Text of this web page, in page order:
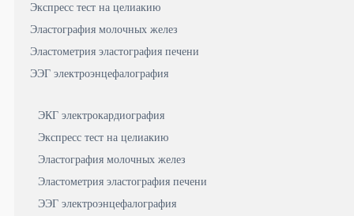
Экспресс тест на целиакию
Эластография молочных желез
Эластометрия эластография печени
ЭЭГ электроэнцефалография
ЭКГ электрокардиография
Экспресс тест на целиакию
Эластография молочных желез
Эластометрия эластография печени
ЭЭГ электроэнцефалография